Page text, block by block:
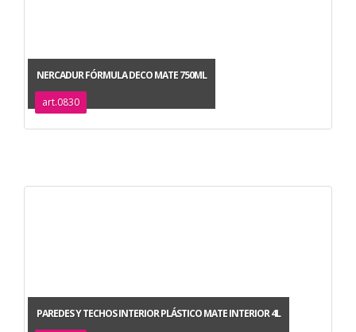
NERCADUR FÓRMULA DECO MATE 750ML
art.0830
PAREDES Y TECHOS INTERIOR PLÁSTICO MATE INTERIOR 4L